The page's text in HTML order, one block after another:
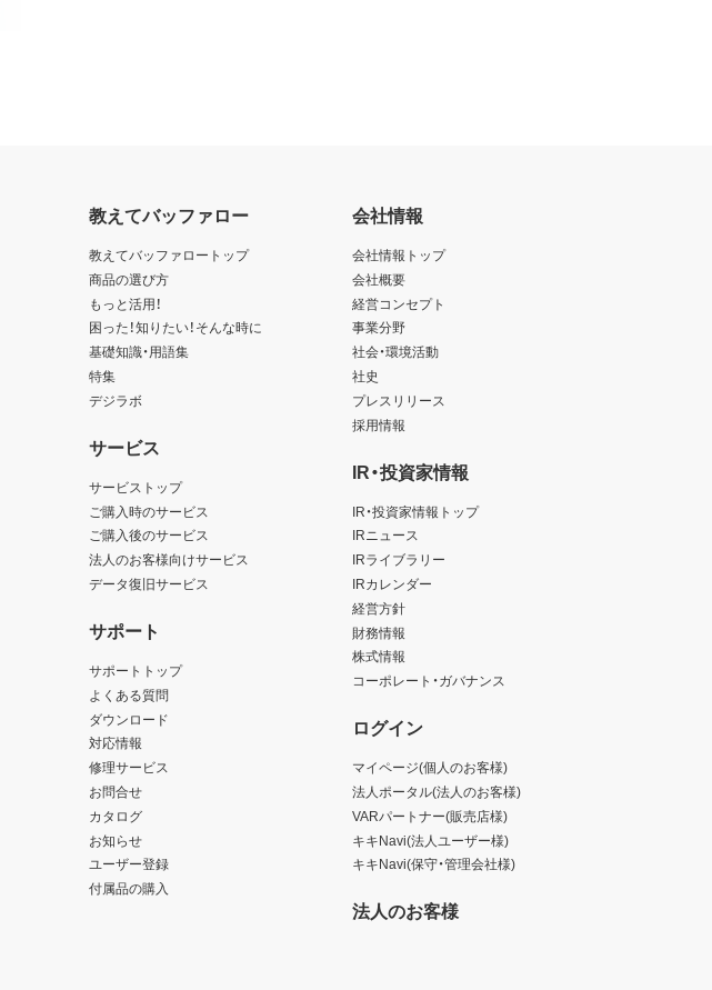
教えてバッファロー
教えてバッファロートップ
商品の選び方
もっと活用！
困った！知りたい！そんな時に
基礎知識・用語集
特集
デジラボ
サービス
サービストップ
ご購入時のサービス
ご購入後のサービス
法人のお客様向けサービス
データ復旧サービス
サポート
サポートトップ
よくある質問
ダウンロード
対応情報
修理サービス
お問合せ
カタログ
お知らせ
ユーザー登録
付属品の購入
会社情報
会社情報トップ
会社概要
経営コンセプト
事業分野
社会・環境活動
社史
プレスリリース
採用情報
IR・投資家情報
IR・投資家情報トップ
IRニュース
IRライブラリー
IRカレンダー
経営方針
財務情報
株式情報
コーポレート・ガバナンス
ログイン
マイページ(個人のお客様)
法人ポータル(法人のお客様)
VARパートナー(販売店様)
キキNavi(法人ユーザー様)
キキNavi(保守・管理会社様)
法人のお客様